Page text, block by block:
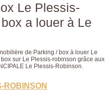
Le Plessis-
a louer à Le
de Parking / box à louer Le
sur Le Plessis-robinson grâce aux
Le Plessis-Robinson.
ROBINSON